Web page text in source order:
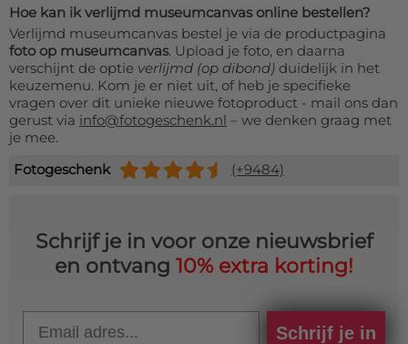
Hoe kan ik verlijmd museumcanvas online bestellen?
Verlijmd museumcanvas bestel je via de productpagina
foto op museumcanvas. Upload je foto, en daarna
verschijnt de optie verlijmd (op dibond) duidelijk in het
keuzemenu. Kom je er niet uit, of heb je specifieke
vragen over dit unieke nieuwe fotoproduct - mail ons dan
gerust via info@fotogeschenk.nl – we denken graag met
je mee.
Fotogeschenk
(+9484)
Schrijf je in voor onze nieuwsbrief
en ontvang 10% extra korting!
Schrijf je in